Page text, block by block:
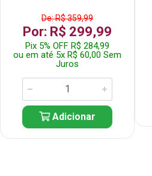
De: R$ 359,99
Por: R$ 299,99
Pix 5% OFF R$ 284,99
ou em até 5x R$ 60,00 Sem
Juros
Adicionar